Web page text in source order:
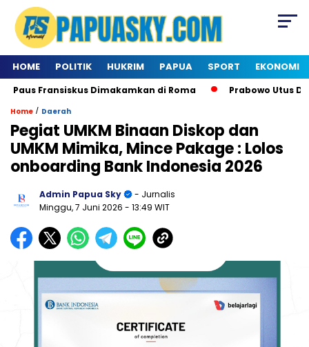
HOME POLITIK HUKRIM PAPUA SPORT EKONOMI
Fransiskus Dimakamkan di Roma Prabowo Utus
Home / Daerah
Pegiat UMKM Binaan Diskop dan
UMKM Mimika, Mince Pakage : Lolos
onboarding Bank Indonesia 2026
Admin Papua Sky
- Jurnalis
Minggu, 7 Juni 2026 - 13:49 WIT